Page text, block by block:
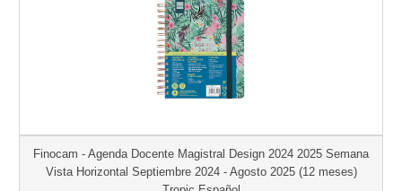
Finocam - Agenda Docente Magistral Design 2024 2025 Semana
Vista Horizontal Septiembre 2024 - Agosto 2025 (12 meses)